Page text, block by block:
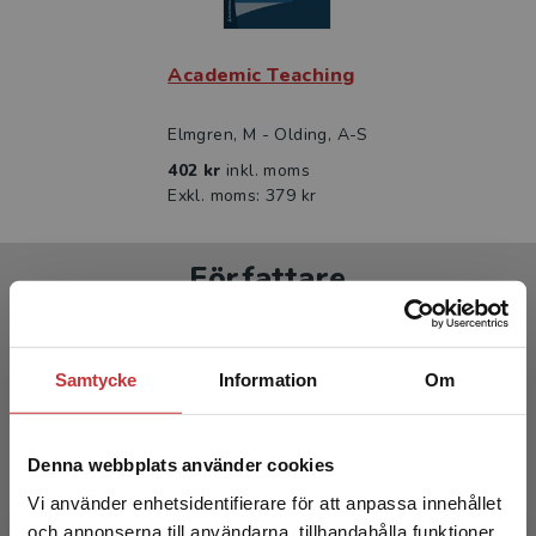
Samtycke Information Om
Denna webbplats använder cookies
Vi använder enhetsidentifierare för att anpassa innehållet
och annonserna till användarna, tillhandahålla funktioner
Den här boken finns också att läsa på engelska.
översättning av Universitetspedagogik, fjärde
upplagan (2025).
Academic Teaching
Elmgren, M - Olding, A-S
402 kr inkl. moms
Exkl. moms: 379 kr
Författare